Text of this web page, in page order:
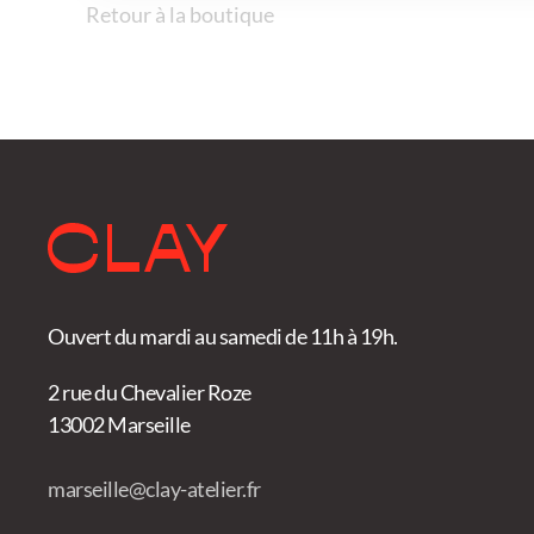
Retour à la boutique
Ouvert du mardi au samedi de 11h à 19h.
2 rue du Chevalier Roze
13002 Marseille
marseille@clay-atelier.fr